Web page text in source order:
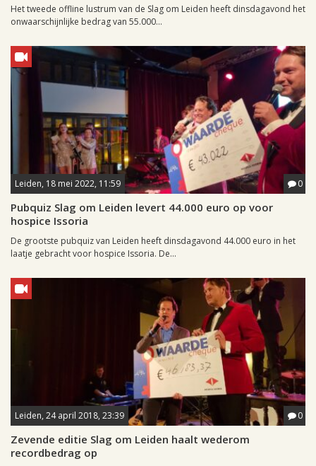
Het tweede offline lustrum van de Slag om Leiden heeft dinsdagavond het
onwaarschijnlijke bedrag van 55.000...
Leiden, 18 mei 2022, 11:59 0
Pubquiz Slag om Leiden levert 44.000 euro op voor
hospice Issoria
De grootste pubquiz van Leiden heeft dinsdagavond 44.000 euro in het
laatje gebracht voor hospice Issoria. De...
Leiden, 24 april 2018, 23:39 0
Zevende editie Slag om Leiden haalt wederom
recordbedrag op